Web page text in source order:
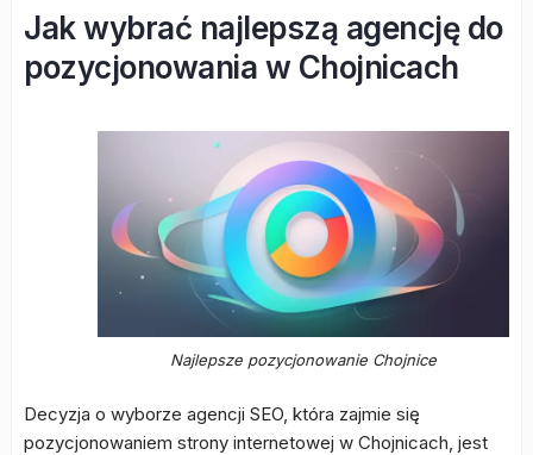
Jak wybrać najlepszą agencję do
pozycjonowania w Chojnicach
Najlepsze pozycjonowanie Chojnice
Decyzja o wyborze agencji SEO, która zajmie się
pozycjonowaniem strony internetowej w Chojnicach, jest